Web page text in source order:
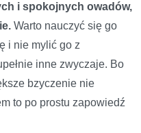
i spokojnych owadów,
Warto nauczyć się go
i nie mylić go z
inne zwyczaje. Bo
bzyczenie nie
to po prostu zapowiedź